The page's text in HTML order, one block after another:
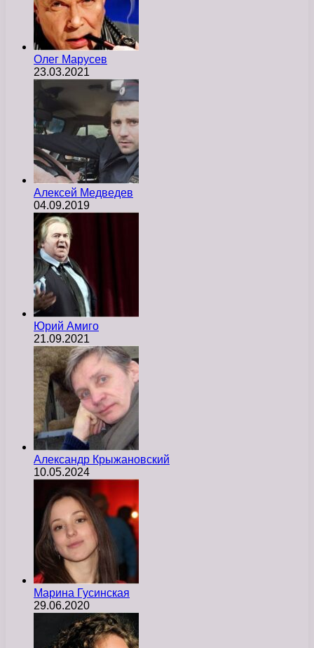
Олег Марусев
23.03.2021
Алексей Медведев
04.09.2019
Юрий Амиго
21.09.2021
Александр Крыжановский
10.05.2024
Марина Гусинская
29.06.2020